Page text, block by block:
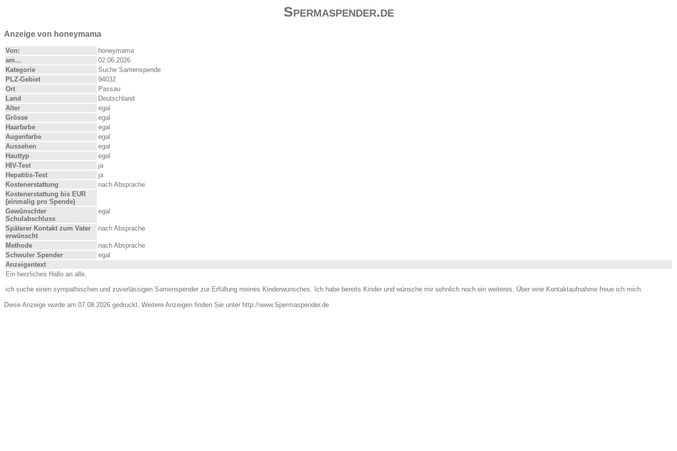
Spermaspender.de
Anzeige von honeymama
Von:
honeymama
am...
02.06.2026
Kategorie
Suche Samenspende
PLZ-Gebiet
94032
Ort
Passau
Land
Deutschland
Alter
egal
Grösse
egal
Haarfarbe
egal
Augenfarbe
egal
Aussehen
egal
Hauttyp
egal
HIV-Test
ja
Hepatitis-Test
ja
Kostenerstattung
nach Absprache
Kostenerstattung bis EUR
(einmalig pro Spende)
Gewünschter
Schulabschluss
egal
Späterer Kontakt zum Vater
erwünscht
nach Absprache
Methode
nach Absprache
Schwuler Spender
egal
Anzeigentext
Ein herzliches Hallo an alle,
ich suche einen sympathischen und zuverlässigen Samenspender zur Erfüllung meines Kinderwunsches. Ich habe bereits Kinder und wünsche mir sehnlich noch ein weiteres. Über eine Kontaktaufnahme freue ich mich.
Diese Anzeige wurde am 07.08.2026 gedruckt. Weitere Anzeigen finden Sie unter http://www.Spermaspender.de